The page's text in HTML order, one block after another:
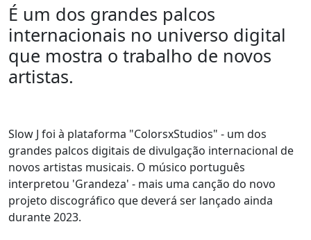
É um dos grandes palcos
internacionais no universo digital
que mostra o trabalho de novos
artistas.
Slow J foi à plataforma "ColorsxStudios" - um dos
grandes palcos digitais de divulgação internacional de
novos artistas musicais. O músico português
interpretou 'Grandeza' - mais uma canção do novo
projeto discográfico que deverá ser lançado ainda
durante 2023.